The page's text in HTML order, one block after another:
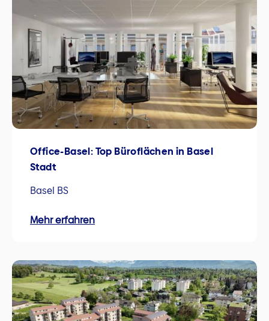
Office-Basel: Top Büroflächen in Basel
Stadt
Basel BS
Mehr erfahren